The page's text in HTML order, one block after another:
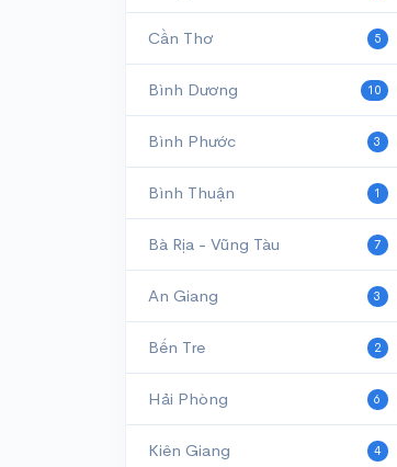
Cần Thơ 5
Bình Dương 10
Bình Phước 3
Bình Thuận 1
Bà Rịa - Vũng Tàu 7
An Giang 3
Bến Tre 2
Hải Phòng 6
Kiên Giang 4